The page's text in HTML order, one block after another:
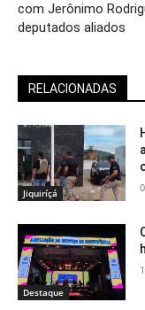
com Jerônimo
deputados aliados
RELACIONADAS
Jiquiríçá
Destaque